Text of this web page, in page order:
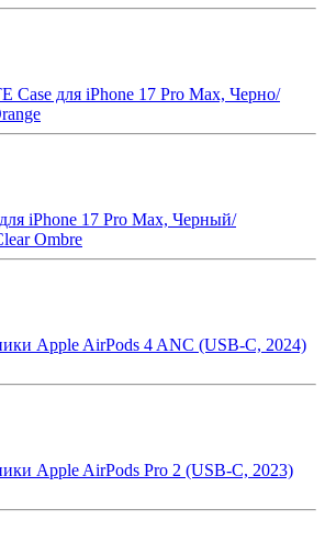
Case для iPhone 17 Pro Max, Черно/
iPhone 17 Pro Max, Черный/
Ombre
Apple AirPods 4 ANC (USB-C, 2024)
Apple AirPods Pro 2 (USB-C, 2023)